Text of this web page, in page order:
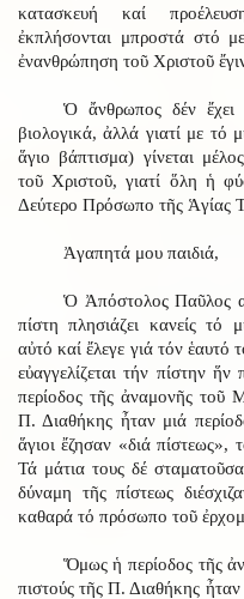
κατασκευή καί
ἐκπλήσονται μπροστά στό
ἐνανθρώπηση τοῦ Χριστοῦ
Ὁ ἄνθρωπος δέν ἔχει
βιολογικά, ἀλλά γιατί με τό
ἅγιο βάπτισμα) γίνεται
τοῦ Χριστοῦ, γιατί ὅλη ἡ
Δεύτερο Πρόσωπο τῆς Ἁγίας
Ἀγαπητά μου παιδιά,
Ὁ Ἀπόστολος Παῦλος
πίστη πλησιάζει κανείς τό
αὐτό καί ἔλεγε γιά τόν
εὐαγγελίζεται τήν πίστην
περίοδος τῆς ἀναμονῆς τοῦ
Π. Διαθήκης ἦταν μιά
ἅγιοι ἔζησαν «διά πίστεως»,
Τά μάτια τους δέ
δύναμη τῆς πίστεως
καθαρά τό πρόσωπο τοῦ
Ὅμως ἡ περίοδος τῆς
πιστούς τῆς Π. Διαθήκης